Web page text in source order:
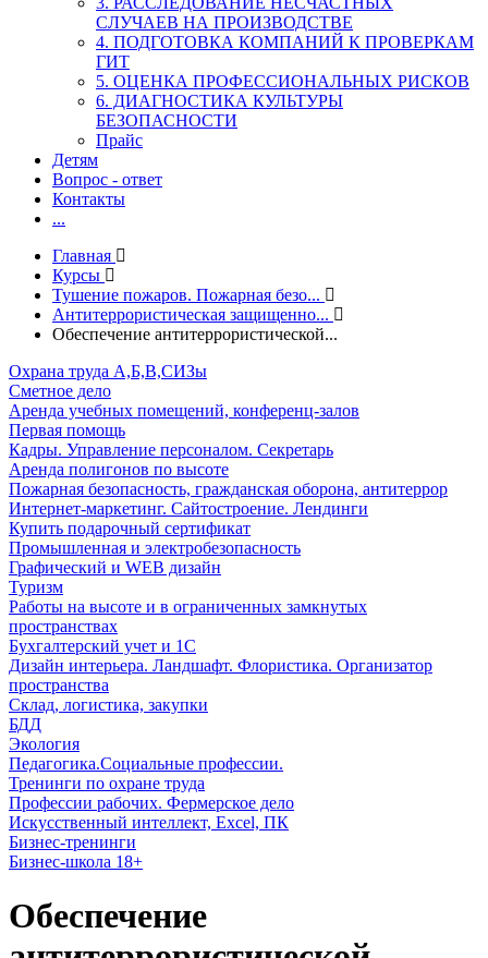
СЛУЧАЕВ НА ПРОИЗВОДСТВЕ
4. ПОДГОТОВКА КОМПАНИЙ К ПРОВЕРКАМ
ГИТ
5. ОЦЕНКА ПРОФЕССИОНАЛЬНЫХ РИСКОВ
6. ДИАГНОСТИКА КУЛЬТУРЫ
БЕЗОПАСНОСТИ
Прайс
Детям
Вопрос - ответ
Контакты
...
Главная
Курсы
Тушение пожаров. Пожарная безо...
Антитеррористическая защищенно...
Обеспечение антитеррористической...
Охрана труда А,Б,В,СИЗы
Сметное дело
Аренда учебных помещений, конференц-залов
Первая помощь
Кадры. Управление персоналом. Секретарь
Аренда полигонов по высоте
Пожарная безопасность, гражданская оборона, антитеррор
Интернет-маркетинг. Сайтостроение. Лендинги
Купить подарочный сертификат
Промышленная и электробезопасность
Графический и WEB дизайн
Туризм
Работы на высоте и в ограниченных замкнутых
пространствах
Бухгалтерский учет и 1С
Дизайн интерьера. Ландшафт. Флористика. Организатор
пространства
Склад, логистика, закупки
БДД
Экология
Педагогика.Социальные профессии.
Тренинги по охране труда
Профессии рабочих. Фермерское дело
Искусственный интеллект, Excel, ПК
Бизнес-тренинги
Бизнес-школа 18+
Обеспечение